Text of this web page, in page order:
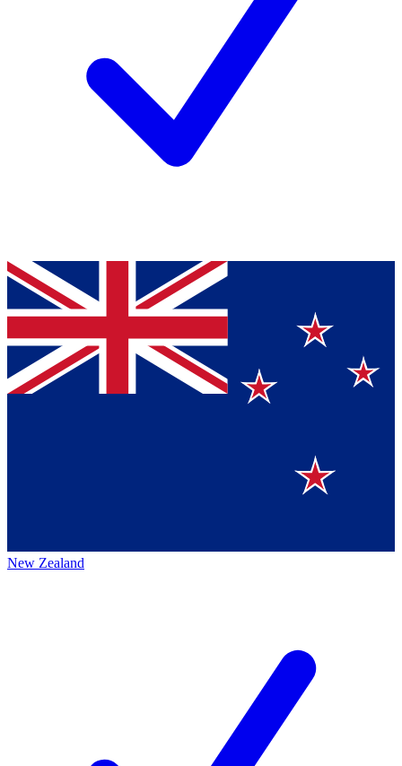
New Zealand